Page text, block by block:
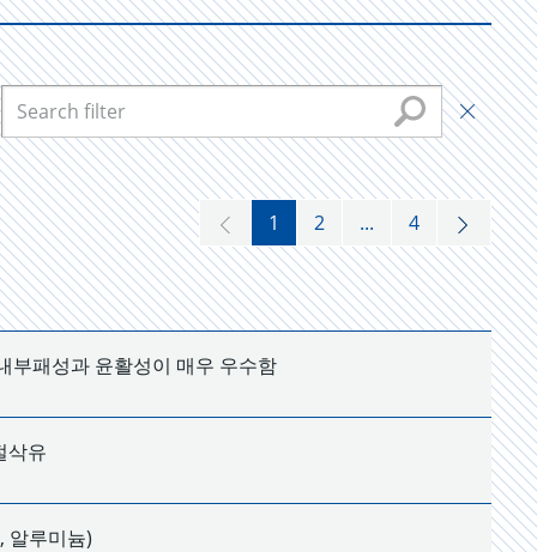
1 2 ... 4
부패성과 윤활성이 매우 우수함
삭유
알루미늄)